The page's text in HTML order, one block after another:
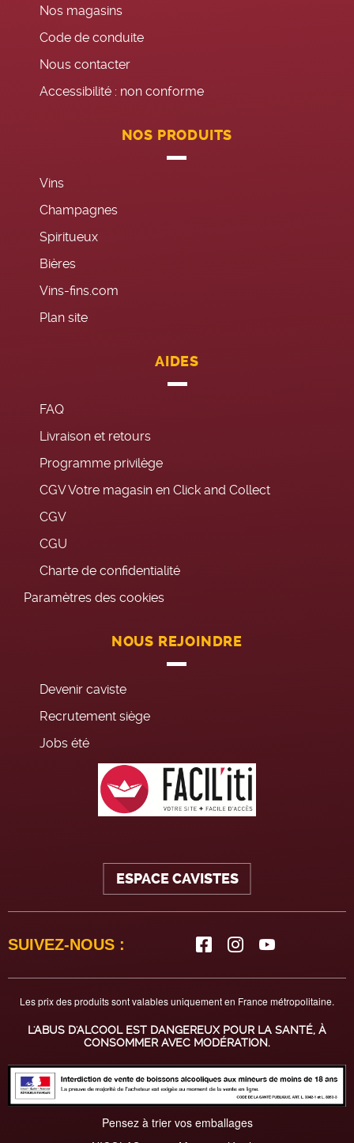
Nos magasins
Code de conduite
Nous contacter
Accessibilité : non conforme
NOS PRODUITS
Vins
Champagnes
Spiritueux
Bières
Vins-fins.com
Plan site
AIDES
FAQ
Livraison et retours
Programme privilège
CGV Votre magasin en Click and Collect
CGV
CGU
Charte de confidentialité
Paramètres des cookies
NOUS REJOINDRE
Devenir caviste
Recrutement siège
Jobs été
ESPACE CAVISTES
SUIVEZ-NOUS :
Les prix des produits sont valables uniquement en France métropolitaine.
L'ABUS D'ALCOOL EST DANGEREUX POUR LA SANTÉ, À
CONSOMMER AVEC MODÉRATION.
Pensez à trier vos emballages